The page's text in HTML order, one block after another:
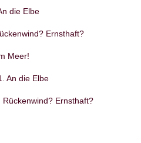
die Elbe
Ernsthaft?
Meer!
An die Elbe
Rückenwind? Ernsthaft?